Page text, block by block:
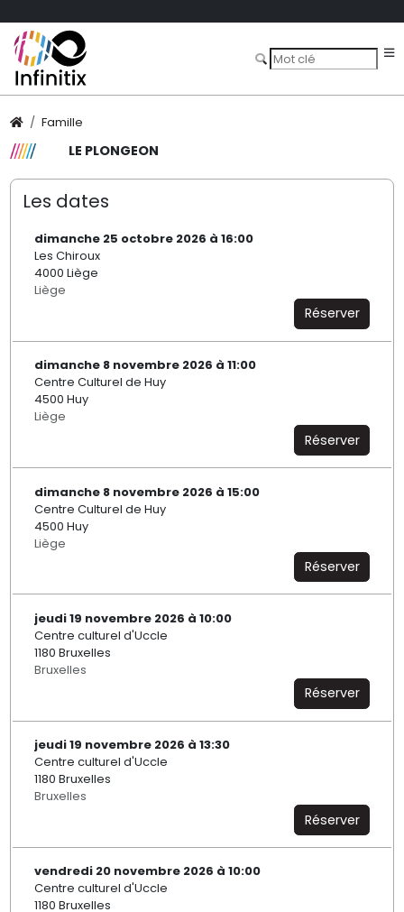
Famille
LE PLONGEON
Les dates
dimanche 25 octobre 2026 à 16:00
Les Chiroux
4000 Liège
Liège
Réserver
dimanche 8 novembre 2026 à 11:00
Centre Culturel de Huy
4500 Huy
Liège
Réserver
dimanche 8 novembre 2026 à 15:00
Centre Culturel de Huy
4500 Huy
Liège
Réserver
jeudi 19 novembre 2026 à 10:00
Centre culturel d'Uccle
1180 Bruxelles
Bruxelles
Réserver
jeudi 19 novembre 2026 à 13:30
Centre culturel d'Uccle
1180 Bruxelles
Bruxelles
Réserver
vendredi 20 novembre 2026 à 10:00
Centre culturel d'Uccle
1180 Bruxelles